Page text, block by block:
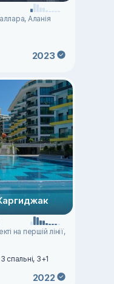
Аланія
2023
на першій лінії,
спальні, 3+1
2022